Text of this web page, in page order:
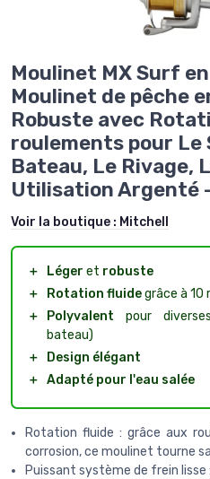
Moulinet MX Surf
Moulinet de pêche
Robuste avec
roulements pour Le
Bateau, Le Rivage,
Utilisation Argenté
Voir la boutique : Mitchell
＋ Léger et robuste
＋
Rotation fluidegrâce à 10
＋
Polyvalent pour
bateau)
＋
Design élégant
＋ Adapté pour l'eau salée
Rotation fluide : grâce aux
corrosion, ce moulinet tourne
Puissant système de frein